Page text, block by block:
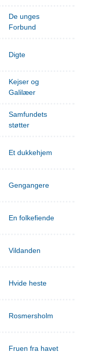
De unges
Forbund
Digte
Kejser og
Galilæer
Samfundets
støtter
Et dukkehjem
Gengangere
En folkefiende
Vildanden
Hvide heste
Rosmersholm
Fruen fra havet